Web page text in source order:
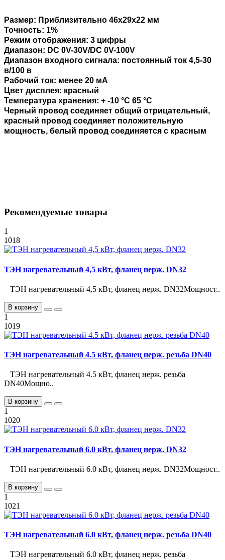
Размер: Приблизительно 46x29x22 мм
Точность: 1%
Режим отображения: 3 цифры
Диапазон: DC 0V-30V/DC 0V-100V
Диапазон входного сигнала: постоянный ток 4,5-30
в/100 в
Рабочий ток: менее 20 мА
Цвет дисплея: красный
Температура хранения: + -10 °C 65 °C
Черный провод соединяет общий отрицательный,
красный провод соединяет положительную
мощность, белый провод соединяется с красным
Рекомендуемые товары
1
1018
ТЭН нагревательный 4,5 кВт, фланец нерж. DN32
ТЭН нагревательный 4,5 кВт, фланец нерж. DN32Мощност..
В корзину
1
1019
ТЭН нагревательный 4.5 кВт, фланец нерж. резьба DN40
ТЭН нагревательный 4.5 кВт, фланец нерж. резьба
DN40Мощно..
В корзину
1
1020
ТЭН нагревательный 6.0 кВт, фланец нерж. DN32
ТЭН нагревательный 6.0 кВт, фланец нерж. DN32Мощност..
В корзину
1
1021
ТЭН нагревательный 6.0 кВт, фланец нерж. резьба DN40
ТЭН нагревательный 6.0 кВт, фланец нерж. резьба